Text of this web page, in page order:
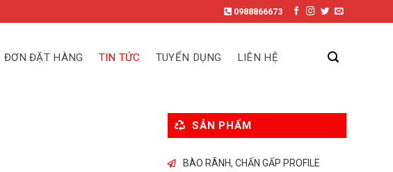
0988866673
ĐƠN ĐẶT HÀNG TIN TỨC TUYỂN DỤNG LIÊN HỆ
SẢN PHẨM
BÀO RÃNH, CHẤN GẤP PROFILE